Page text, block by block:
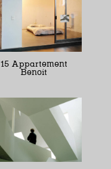
15 Appartement
Benoit